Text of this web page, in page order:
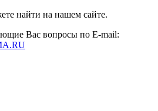
найти на нашем сайте.
Вас вопросы по E-mail: